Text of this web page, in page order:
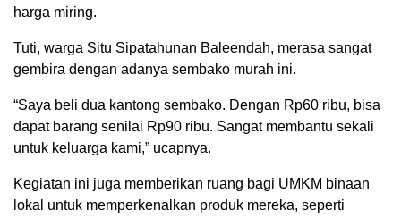
harga miring.
Tuti, warga Situ Sipatahunan Baleendah, merasa sangat
gembira dengan adanya sembako murah ini.
“Saya beli dua kantong sembako. Dengan Rp60 ribu, bisa
dapat barang senilai Rp90 ribu. Sangat membantu sekali
untuk keluarga kami,” ucapnya.
Kegiatan ini juga memberikan ruang bagi UMKM binaan
lokal untuk memperkenalkan produk mereka, seperti